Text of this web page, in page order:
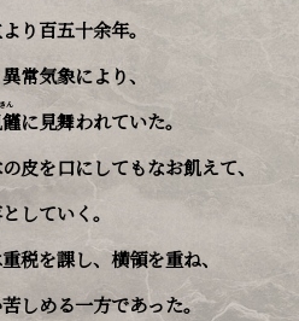
TOPICS
UPDATE
り百五十余年。
常気象により、
ん
に見舞われていた。
皮を口にしてもなお飢えて、
していく。
税を課し、横領を重ね、
しめる一方であった。